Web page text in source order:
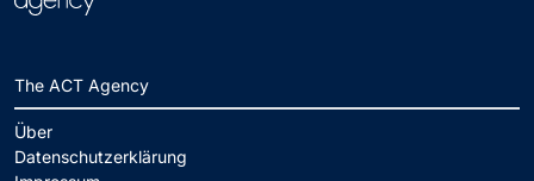
The ACT Agency
Über
Datenschutzerklärung